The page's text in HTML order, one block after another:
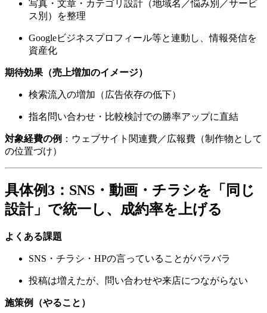
写真・文章・カテゴリ設計（地域名／悩み別／サービ
ス別）を整理
Googleビジネスプロフィール等と連動し、情報発信を
資産化
期待効果（売上増加のイメージ）
検索流入の増加（広告依存の低下）
指名問い合わせ・比較検討での勝率アップに直結
対象経費の例 ：ウェブサイト関連費／広報費（制作物として
の位置づけ）
具体例3：SNS・動画・チラシを「同じ
設計」で統一し、成約率を上げる
よくある課題
SNS・チラシ・HPの言っていることがバラバラ
投稿は増えたが、問い合わせや来店につながらない
施策例（やること）